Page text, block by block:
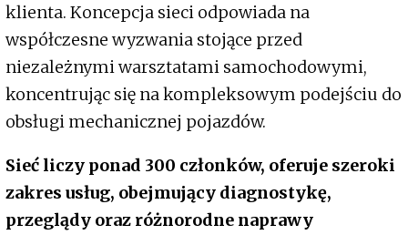
klienta. Koncepcja sieci odpowiada na
współczesne wyzwania stojące przed
niezależnymi warsztatami samochodowymi,
koncentrując się na kompleksowym podejściu do
obsługi mechanicznej pojazdów.
Sieć liczy ponad 300 członków, oferuje szeroki
zakres usług, obejmujący diagnostykę,
przeglądy oraz różnorodne naprawy